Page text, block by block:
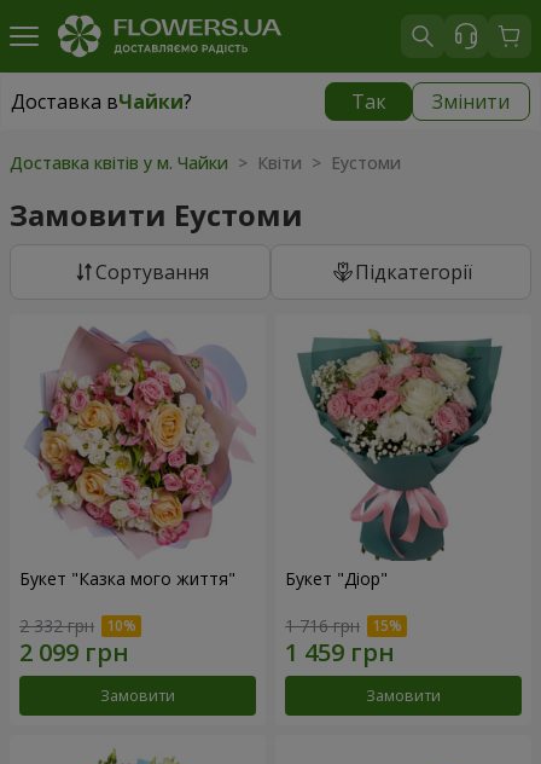
Доставка вЧайки? Так Змінити
Доставка вЧайки|
Доставка квітів у м. Чайки > Квіти > Еустоми
Замовити Еустоми
Сортування Підкатегорії
Букет "Казка мого життя"
2 332 грн
Замовити
Букет "Діор"
1 716 грн
Замовити